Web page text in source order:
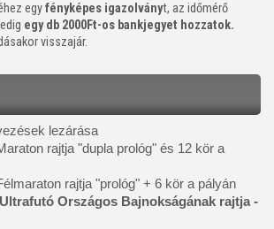
egyfényképes igazolványt, az időmérő
egy db 2000Ft-os bankjegyet hozzatok.
visszajár.
lezárása
rajtja "dupla prológ" és 12 kör a
Ultrafutó Országos Bajnokságának rajtja -